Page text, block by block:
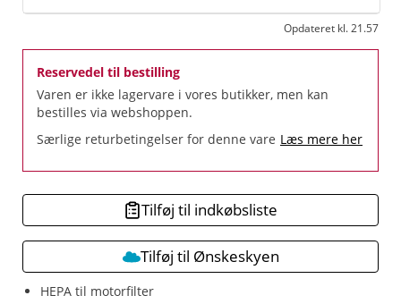
HEPA til motorfilter
Opdateret kl. 21.57
Reservedel til bestilling
Varen er ikke lagervare i vores butikker, men kan
bestilles via webshoppen.
Særlige returbetingelser for denne vare Læs mere her
Tilføj til indkøbsliste
Tilføj til Ønskeskyen